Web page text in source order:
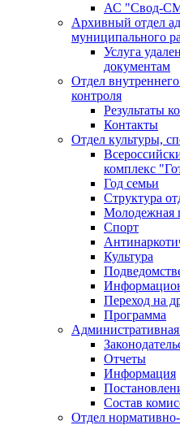
АС "Свод-
Архивный отдел
муниципального
Услуга
документам
Отдел
контроля
Результаты
Контакты
Отдел культуры,
комплекс
Год семьи
Структура
Молодежная
Спорт
Культура
Переход на
Программа
Отчеты
Информация
Состав
Отдел